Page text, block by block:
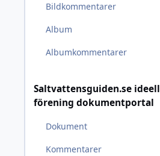
Bildkommentarer
Album
Albumkommentarer
Saltvattensguiden.se ideell
förening dokumentportal
Dokument
Kommentarer